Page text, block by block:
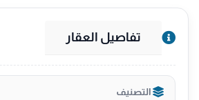
تصميم عصري وتشطيبات عالية الجودة
مساحات عملية تناسب العائلات
مصعد ومواقف سيارات
عدادات مستقلة
🛡 الضمانات:
تفاصيل العقار
التصنيف